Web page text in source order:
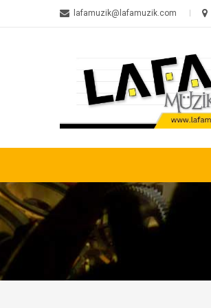
lafamuzik@lafamuzik.com